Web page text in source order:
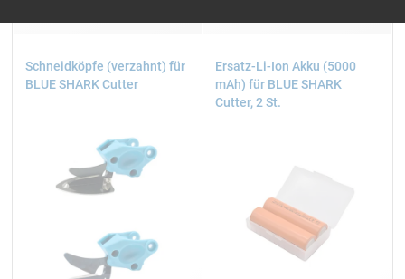
Schneidköpfe (verzahnt) für
BLUE SHARK Cutter
Ersatz-Li-Ion Akku (5000
mAh) für BLUE SHARK
Cutter, 2 St.